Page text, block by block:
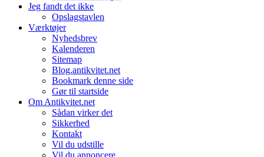
Jeg fandt det ikke
Opslagstavlen
Værktøjer
Nyhedsbrev
Kalenderen
Sitemap
Blog.antikvitet.net
Bookmark denne side
Gør til startside
Om Antikvitet.net
Sådan virker det
Sikkerhed
Kontakt
Vil du udstille
Vil du annoncere